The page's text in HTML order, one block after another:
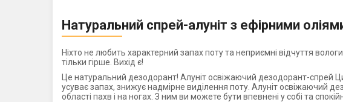
Натуральний спрей-алуніт з ефірними
Ніхто не любить характерний запах поту та неприємні відчуття
тільки гірше. Вихід є!
Це натуральний дезодорант! Алуніт освіжаючий дезодорант-спрей
усуває запах, знижує надмірне виділення поту. Алуніт освіжаючий
області пахв і на ногах. З ним ви можете бути впевнені у собі та